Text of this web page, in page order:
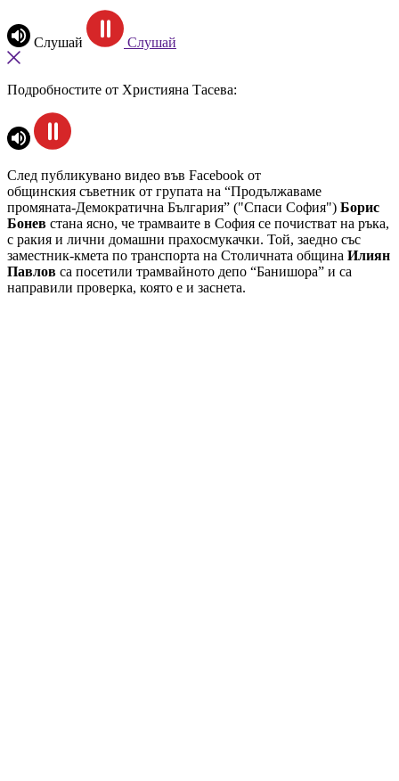
Слушай Слушай
Подробностите от Християна Тасева:
След публикувано видео във Facebook от
общинския съветник от групата на “Продължаваме
промяната-Демократична България” ("Спаси София") Борис
Бонев стана ясно, че трамваите в София се почистват на ръка,
с ракия и лични домашни прахосмукачки. Той, заедно със
заместник-кмета по транспорта на Столичната община Илиян
Павлов са посетили трамвайното депо “Банишора” и са
направили проверка, която е и заснета.